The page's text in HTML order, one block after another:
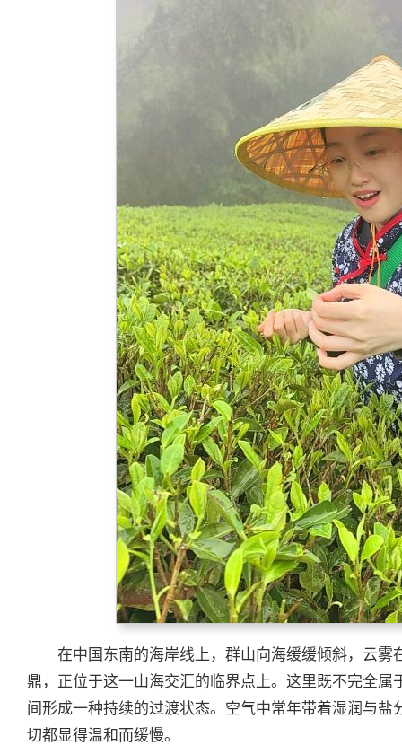
在中国东南的海岸线上，群山向海缓缓倾斜，云
鼎，正位于这一山海交汇的临界点上。这里既不完全
间形成一种持续的过渡状态。空气中常年带着湿润与
切都显得温和而缓慢。